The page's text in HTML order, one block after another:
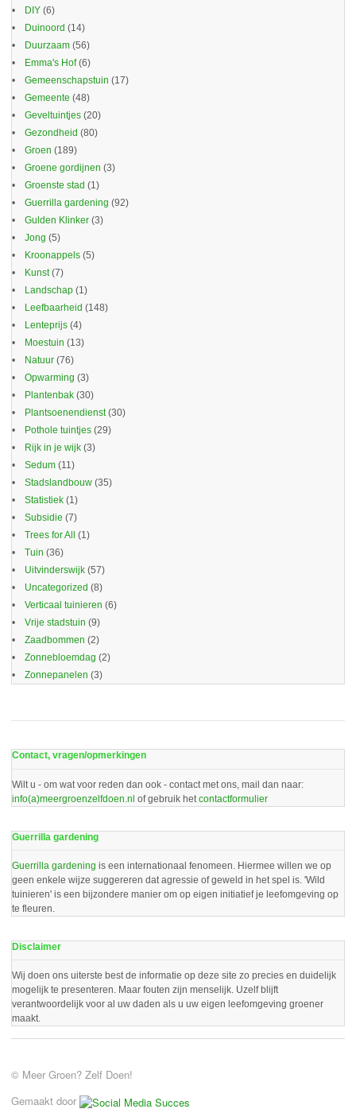
DIY (6)
Duinoord (14)
Duurzaam (56)
Emma's Hof(6)
Gemeenschapstuin (17)
Gemeente (48)
Geveltuintjes (20)
Gezondheid (80)
Groen (189)
Groene gordijnen (3)
Groenste stad (1)
Guerrilla gardening (92)
Gulden Klinker (3)
Jong (5)
Kroonappels (5)
Kunst(7)
Landschap (1)
Leefbaarheid (148)
Lenteprijs (4)
Moestuin (13)
Natuur (76)
Opwarming (3)
Plantenbak (30)
Plantsoenendienst(30)
Pothole tuintjes (29)
Rijk in je wijk (3)
Sedum (11)
Stadslandbouw (35)
Statistiek (1)
Subsidie (7)
Trees for All
(1)
Tuin (36)
Uitvinderswijk (57)
Uncategorized (8)
Verticaal tuinieren (6)
Vrije stadstuin (9)
Zaadbommen (2)
Zonnebloemdag (2)
Zonnepanelen (3)
Contact, vragen/opmerkingen
Wilt u - om wat voor reden dan ook - contact met ons, mail dan naar:
info(a)meergroenzelfdoen.nl of gebruik het contactformulier
Guerrilla gardening
Guerrilla gardening is een internationaal fenomeen. Hiermee willen we op
geen enkele wijze suggereren dat agressie of geweld in het spel is. 'Wild
tuinieren' is een bijzondere manier om op eigen initiatief je leefomgeving op
te fleuren.
Disclaimer
Wij doen ons uiterste best de informatie op deze site zo precies en duidelijk
mogelijk te presenteren. Maar fouten zijn menselijk. Uzelf blijft
verantwoordelijk voor al uw daden als u uw eigen leefomgeving groener
maakt.
© Meer Groen? Zelf Doen!
Gemaakt door